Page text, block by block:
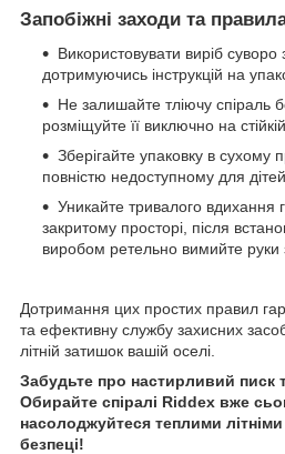
Запобіжні заходи та
Використовувати виріб суворо
дотримуючись інструкцій на
Не залишайте тліючу спіраль
розміщуйте її виключно на
Зберігайте упаковку в сухому
повністю недоступному для
Уникайте тривалого вдихання
закритому просторі, після
виробом ретельно вимийте руки
Дотримання цих простих правил
та ефективну службу захисних
літній затишок вашій оселі.
Забудьте про настирливий писк
Обирайте спіралі Riddex вже
насолоджуйтеся теплими
безпеці!